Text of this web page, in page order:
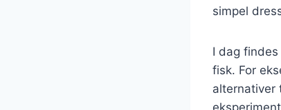
simpel
I dag
fisk. For
alternativer